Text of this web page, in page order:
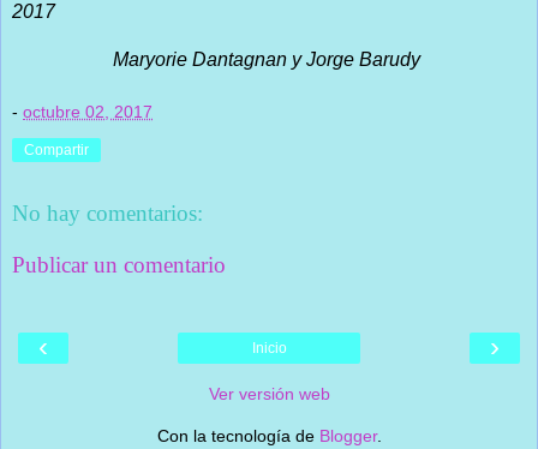
2017
Maryorie Dantagnan y Jorge Barudy
- octubre 02, 2017
Compartir
No hay comentarios:
Publicar un comentario
‹ ›
Inicio
Ver versión web
Con la tecnología de Blogger.